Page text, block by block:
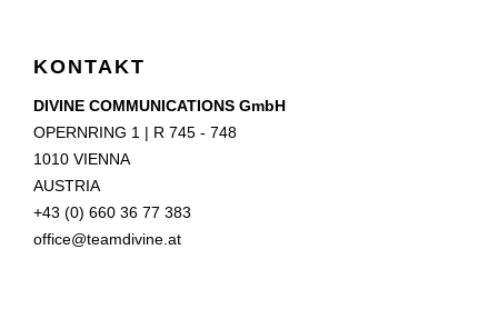
KONTAKT
DIVINE COMMUNICATIONS GmbH
OPERNRING 1 | R 745 - 748
1010 VIENNA
AUSTRIA
+43 (0) 660 36 77 383
office@teamdivine.at